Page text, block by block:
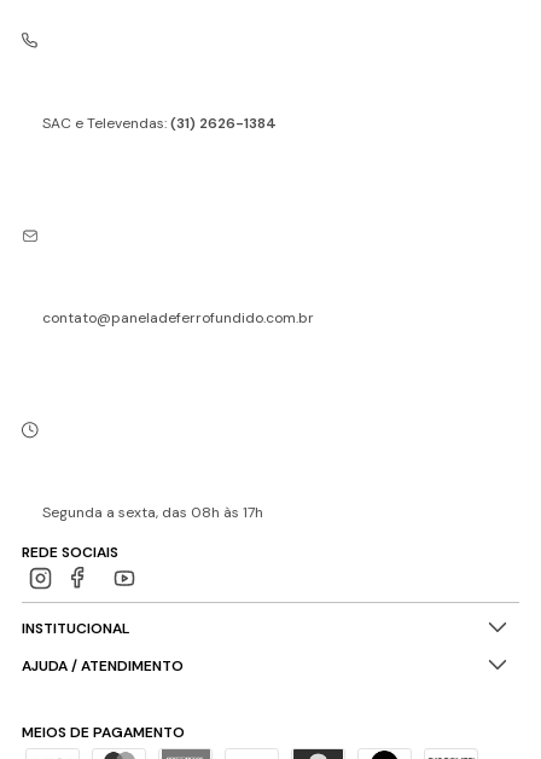
SAC e Televendas:(31) 2626-1384
contato@paneladeferrofundido.com.br
Segunda a sexta, das 08h às 17h
REDE SOCIAIS
INSTITUCIONAL
AJUDA / ATENDIMENTO
MEIOS DE PAGAMENTO